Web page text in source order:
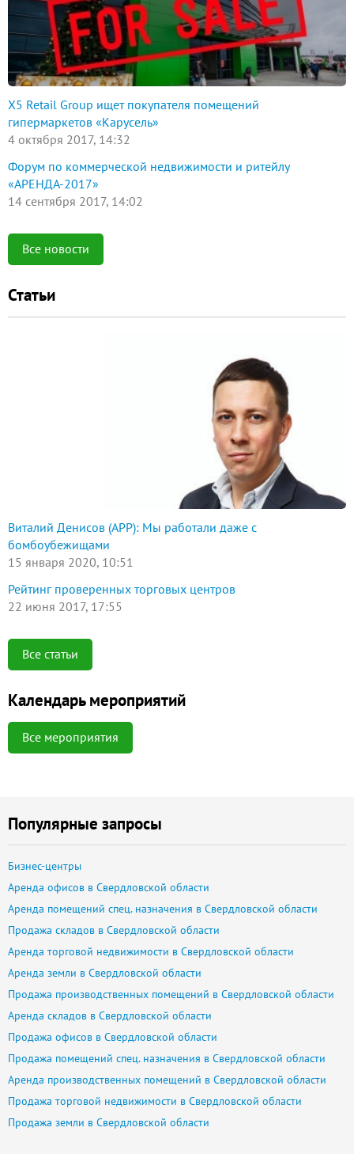
X5 Retail Group ищет покупателя помещений
гипермаркетов «Карусель»
4 октября 2017, 14:32
Форум по коммерческой недвижимости и ритейлу
«АРЕНДА-2017»
14 сентября 2017, 14:02
Все новости
Статьи
Виталий Денисов (АРР): Мы работали даже с
бомбоубежищами
15 января 2020, 10:51
Рейтинг проверенных торговых центров
22 июня 2017, 17:55
Все статьи
Календарь мероприятий
Все мероприятия
Популярные запросы
Бизнес-центры
Аренда офисов в Свердловской области
Аренда помещений спец. назначения в Свердловской области
Продажа складов в Свердловской области
Аренда торговой недвижимости в Свердловской области
Аренда земли в Свердловской области
Продажа производственных помещений в Свердловской области
Аренда складов в Свердловской области
Продажа офисов в Свердловской области
Продажа помещений спец. назначения в Свердловской области
Аренда производственных помещений в Свердловской области
Продажа торговой недвижимости в Свердловской области
Продажа земли в Свердловской области